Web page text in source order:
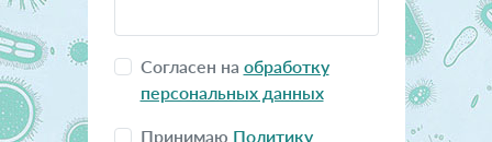
Согласен на обработку
персональных данных
Принимаю Политику